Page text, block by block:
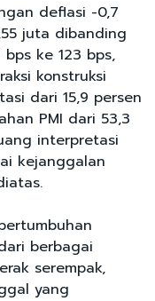
deflasi -0,7
juta dibanding
ke 123 bps,
konstruksi
dari 15,9 persen
PMI dari 53,3
interpretasi
kejanggalan
berbagai
serempak,
yang